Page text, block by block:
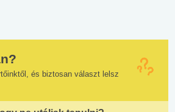
és biztosan választ lelsz